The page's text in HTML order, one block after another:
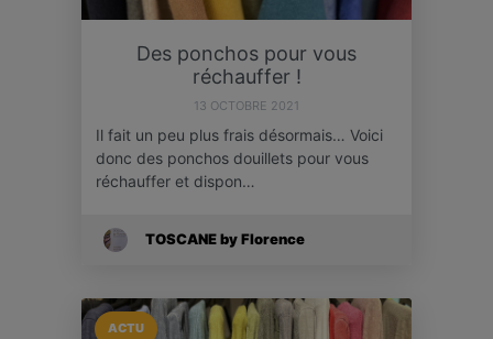
Des ponchos pour vous
réchauffer !
13 OCTOBRE 2021
Il fait un peu plus frais désormais… Voici
donc des ponchos douillets pour vous
réchauffer et dispon…
TOSCANE by Florence
ACTU